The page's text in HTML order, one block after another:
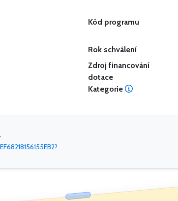
Kód programu
Rok schválení
Zdroj financování
dotace
Kategorie